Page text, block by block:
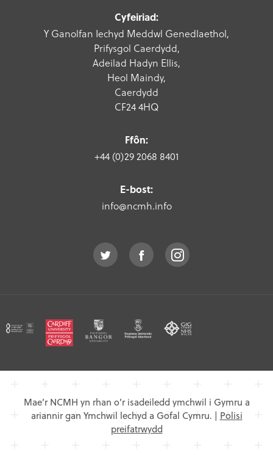
Cyfeiriad:
Y Ganolfan Iechyd Meddwl Genedlaethol,
Prifysgol Caerdydd,
Adeilad Hadyn Ellis,
Heol Maindy,
Caerdydd
CF24 4HQ
Ffôn:
+44 (0)29 2068 8401
E-bost:
info@ncmh.info
Mae’r NCMH yn rhan o’r isadeiledd ymchwil i Gymru a
ariannir gan Ymchwil lechyd a Gofal Cymru. | Polisi
preifatrwydd